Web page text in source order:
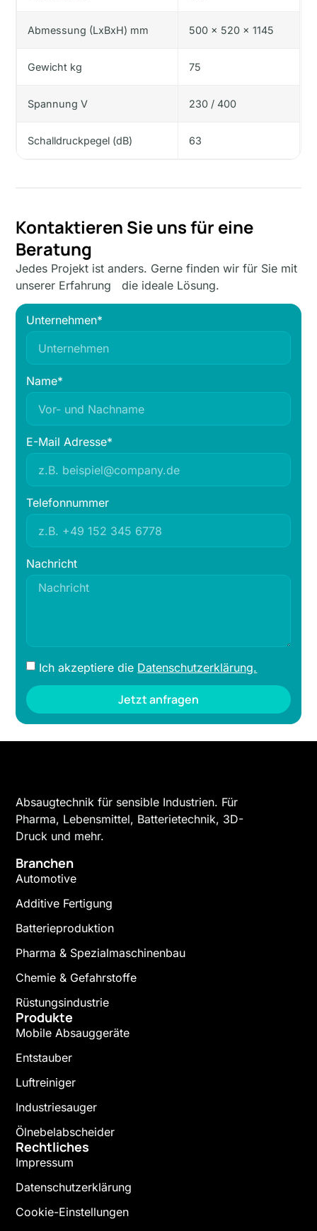
Abmessung (LxBxH) mm 500 x 520 x 1145
Gewicht kg 75
Spannung V 230 / 400
Schalldruckpegel (dB) 63
Kontaktieren Sie uns für eine
Beratung
Jedes Projekt ist anders. Gerne finden wir für Sie mit
unserer Erfahrung die ideale Lösung.
Unternehmen*
Name*
E-Mail Adresse*
Telefonnummer
Nachricht
Ich akzeptiere die Datenschutzerklärung.
Jetzt anfragen
Absaugtechnik für sensible Industrien. Für
Pharma, Lebensmittel, Batterietechnik, 3D-
Druck und mehr.
Branchen
Automotive
Additive Fertigung
Batterieproduktion
Pharma & Spezialmaschinenbau
Chemie & Gefahrstoffe
Rüstungsindustrie
Produkte
Mobile Absauggeräte
Entstauber
Luftreiniger
Industriesauger
Ölnebelabscheider
Rechtliches
Impressum
Datenschutzerklärung
Cookie-Einstellungen